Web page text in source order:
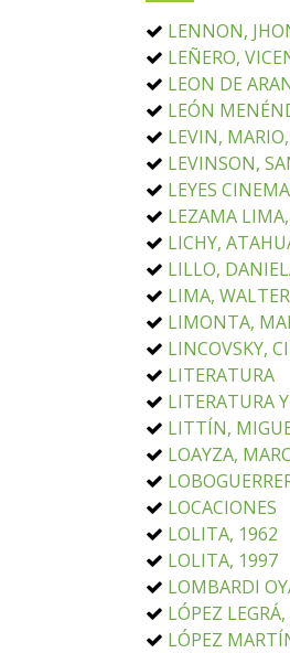
LENNON,
LEÑERO,
LEON DE
LEÓN
LEVIN, MARIO,
LEVINSON,
LEYES
LEZAMA
LICHY,
LILLO,
LIMA,
LIMONTA,
LINCOVSKY,
LITERATURA
LITERATURA
LITTÍN,
LOAYZA,
LOCACIONES
LOLITA, 1962
LOLITA, 1997
LOMBARDI
LÓPEZ
LÓPEZ